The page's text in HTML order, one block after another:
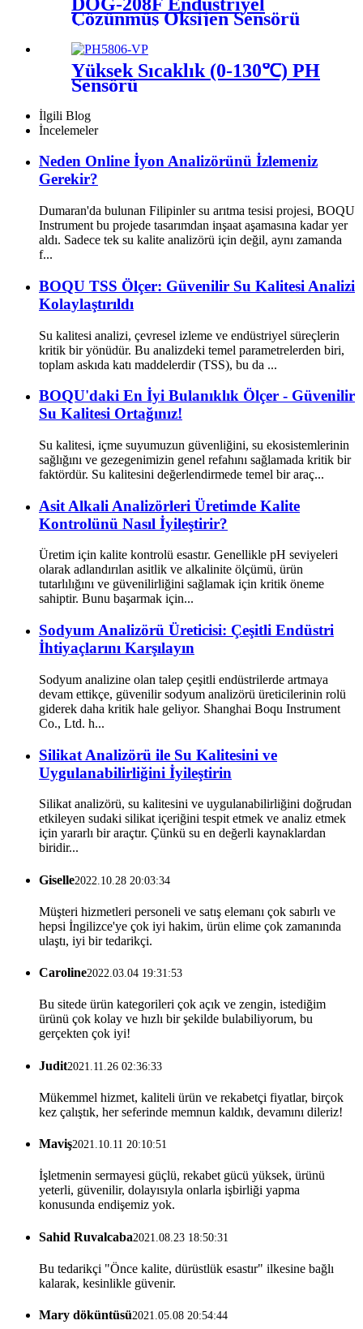
Çözünmüş Oksijen Sensörü
Yüksek Sıcaklık (0-130℃) PH
Sensörü
İlgili Blog
İncelemeler
Neden Online İyon Analizörünü İzlemeniz
Gerekir?
Dumaran'da bulunan Filipinler su arıtma tesisi projesi, BOQU
Instrument bu projede tasarımdan inşaat aşamasına kadar yer
aldı. Sadece tek su kalite analizörü için değil, aynı zamanda
f...
BOQU TSS Ölçer: Güvenilir Su Kalitesi Analizi
Kolaylaştırıldı
Su kalitesi analizi, çevresel izleme ve endüstriyel süreçlerin
kritik bir yönüdür. Bu analizdeki temel parametrelerden biri,
toplam askıda katı maddelerdir (TSS), bu da ...
BOQU'daki En İyi Bulanıklık Ölçer - Güvenilir
Su Kalitesi Ortağınız!
Su kalitesi, içme suyumuzun güvenliğini, su ekosistemlerinin
sağlığını ve gezegenimizin genel refahını sağlamada kritik bir
faktördür. Su kalitesini değerlendirmede temel bir araç...
Asit Alkali Analizörleri Üretimde Kalite
Kontrolünü Nasıl İyileştirir?
Üretim için kalite kontrolü esastır. Genellikle pH seviyeleri
olarak adlandırılan asitlik ve alkalinite ölçümü, ürün
tutarlılığını ve güvenilirliğini sağlamak için kritik öneme
sahiptir. Bunu başarmak için...
Sodyum Analizörü Üreticisi: Çeşitli Endüstri
İhtiyaçlarını Karşılayın
Sodyum analizine olan talep çeşitli endüstrilerde artmaya
devam ettikçe, güvenilir sodyum analizörü üreticilerinin rolü
giderek daha kritik hale geliyor. Shanghai Boqu Instrument
Co., Ltd. h...
Silikat Analizörü ile Su Kalitesini ve
Uygulanabilirliğini İyileştirin
Silikat analizörü, su kalitesini ve uygulanabilirliğini doğrudan
etkileyen sudaki silikat içeriğini tespit etmek ve analiz etmek
için yararlı bir araçtır. Çünkü su en değerli kaynaklardan
biridir...
Giselle2022.10.28 20:03:34
Müşteri hizmetleri personeli ve satış elemanı çok sabırlı ve
hepsi İngilizce'ye çok iyi hakim, ürün elime çok zamanında
ulaştı, iyi bir tedarikçi.
Caroline2022.03.04 19:31:53
Bu sitede ürün kategorileri çok açık ve zengin, istediğim
ürünü çok kolay ve hızlı bir şekilde bulabiliyorum, bu
gerçekten çok iyi!
Judit2021.11.26 02:36:33
Mükemmel hizmet, kaliteli ürün ve rekabetçi fiyatlar, birçok
kez çalıştık, her seferinde memnun kaldık, devamını dileriz!
Maviş2021.10.11 20:10:51
İşletmenin sermayesi güçlü, rekabet gücü yüksek, ürünü
yeterli, güvenilir, dolayısıyla onlarla işbirliği yapma
konusunda endişemiz yok.
Sahid Ruvalcaba2021.08.23 18:50:31
Bu tedarikçi "Önce kalite, dürüstlük esastır" ilkesine bağlı
kalarak, kesinlikle güvenir.
Mary döküntüsü2021.05.08 20:54:44